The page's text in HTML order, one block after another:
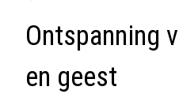
Ontspanning
en geest